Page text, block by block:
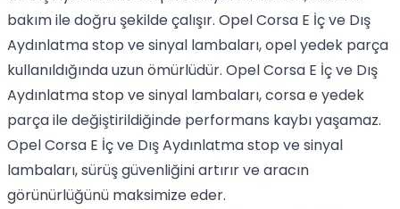
bakım ile doğru şekilde çalışır. Opel Corsa E İç ve Dış
Aydınlatma stop ve sinyal lambaları, opel yedek parça
kullanıldığında uzun ömürlüdür. Opel Corsa E İç ve Dış
Aydınlatma stop ve sinyal lambaları, corsa e yedek
parça ile değiştirildiğinde performans kaybı yaşamaz.
Opel Corsa E İç ve Dış Aydınlatma stop ve sinyal
lambaları, sürüş güvenliğini artırır ve aracın
görünürlüğünü maksimize eder.